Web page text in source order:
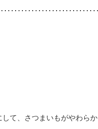
て、さつまいもがやわらか